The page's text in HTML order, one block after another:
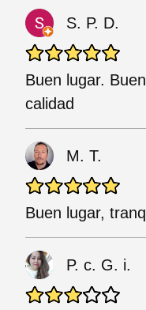
S. P. D.
Buen lugar.
calidad
M. T.
Buen lugar,
P. c. G. i.